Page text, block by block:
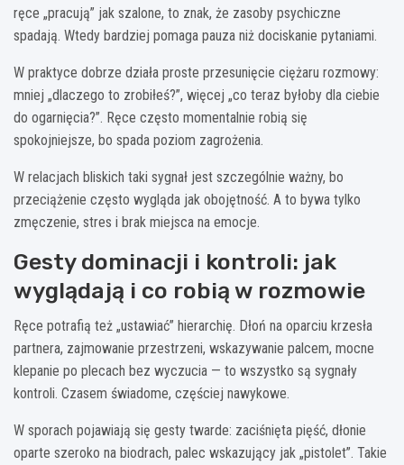
ręce „pracują” jak szalone, to znak, że zasoby psychiczne
spadają. Wtedy bardziej pomaga pauza niż dociskanie pytaniami.
W praktyce dobrze działa proste przesunięcie ciężaru rozmowy:
mniej „dlaczego to zrobiłeś?”, więcej „co teraz byłoby dla ciebie
do ogarnięcia?”. Ręce często momentalnie robią się
spokojniejsze, bo spada poziom zagrożenia.
W relacjach bliskich taki sygnał jest szczególnie ważny, bo
przeciążenie często wygląda jak obojętność. A to bywa tylko
zmęczenie, stres i brak miejsca na emocje.
Gesty dominacji i kontroli: jak
wyglądają i co robią w rozmowie
Ręce potrafią też „ustawiać” hierarchię. Dłoń na oparciu krzesła
partnera, zajmowanie przestrzeni, wskazywanie palcem, mocne
klepanie po plecach bez wyczucia — to wszystko są sygnały
kontroli. Czasem świadome, częściej nawykowe.
W sporach pojawiają się gesty twarde: zaciśnięta pięść, dłonie
oparte szeroko na biodrach, palec wskazujący jak „pistolet”. Takie